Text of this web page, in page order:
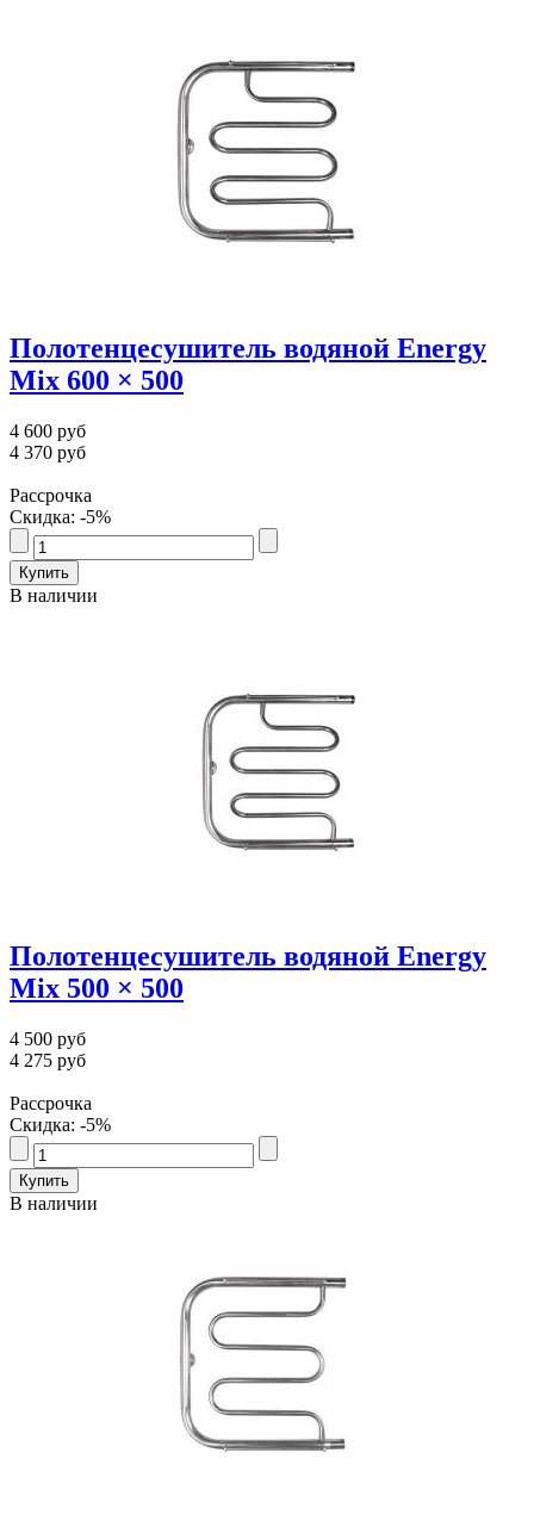
Полотенцесушитель водяной Energy
Mix 600 × 500
4 600 руб
4 370 руб
Рассрочка
Скидка: -5%
В наличии
Полотенцесушитель водяной Energy
Mix 500 × 500
4 500 руб
4 275 руб
Рассрочка
Скидка: -5%
В наличии